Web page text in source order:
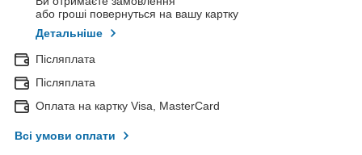
або гроші повернуться на вашу картку
Детальніше
Післяплата
Післяплата
Оплата на картку Visa, MasterCard
Всі умови оплати